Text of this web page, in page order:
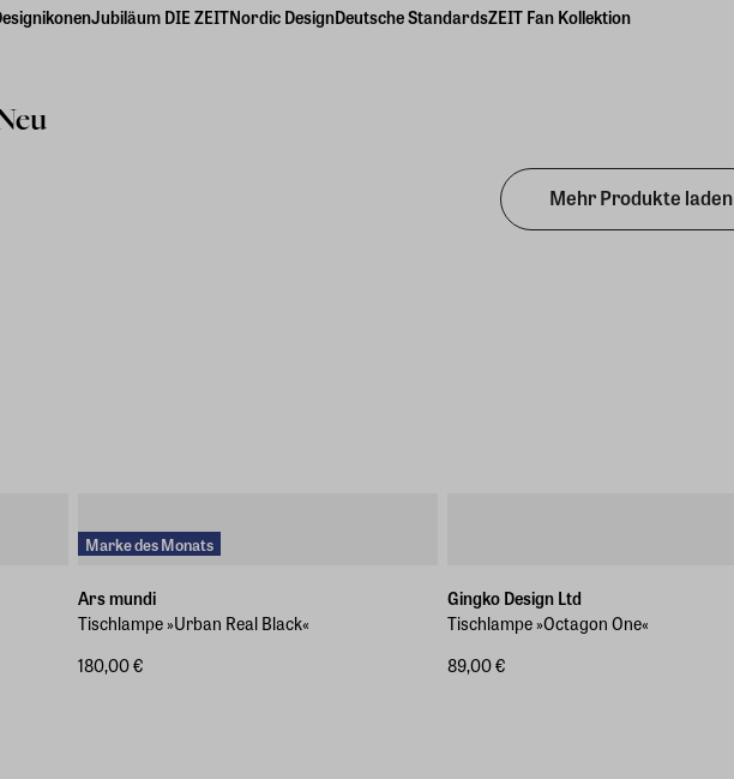
Jubiläum DIE ZEITNordic DesignDeutsche StandardsZEIT Fan Kollektion
Mehr Produkte laden
Marke des Monats
Ars mundi
Tischlampe »Urban Real Black«
180,00 €
Gingko Design Ltd
Tischlampe »Octagon One«
89,00 €